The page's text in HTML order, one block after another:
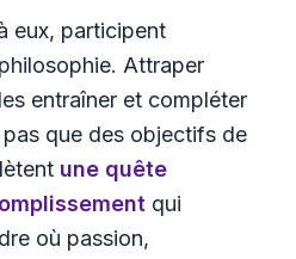
eux, participent
Attraper
entraîner et compléter
que des objectifs de
une quête
qui
où passion,